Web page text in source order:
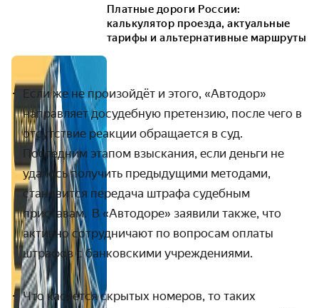
Платные дороги России:
калькулятор проезда, актуальные
тарифы и альтернативные маршруты
Если же не произойдёт и этого, «Автодор»
направляет досудебную претензию, после чего в
отсутствие реакции обращается в суд.
Последним этапом взыскания, если деньги не
удалось получить предыдущими методами,
становится передача штрафа судебным
приставам. В «Автодоре» заявили также, что
активно сотрудничают по вопросам оплаты
штрафов с банковскими учреждениями.
Что касается скрытых номеров, то таких